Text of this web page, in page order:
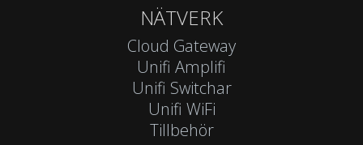
NÄTVERK
Cloud Gateway
Unifi Amplifi
Unifi Switchar
Unifi WiFi
Tillbehör